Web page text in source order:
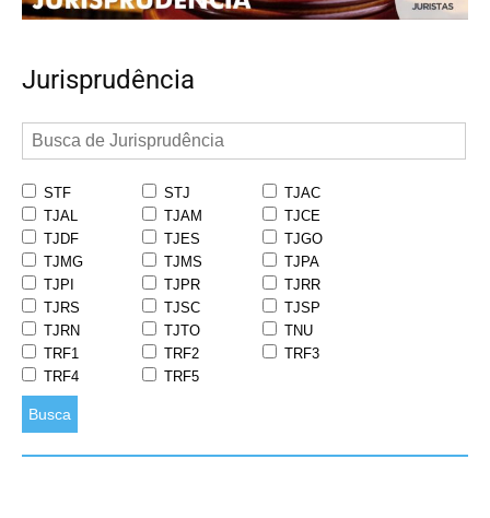
Jurisprudência
STF STJ
TJAC
TJAL
TJAM
TJCE
TJDF
TJES
TJGO
TJMG
TJMS
TJPA
TJPI
TJPR
TJRR
TJRS
TJSC
TJSP
TJRN
TJTO
TNU
TRF1
TRF2
TRF3
TRF4
TRF5
Busca